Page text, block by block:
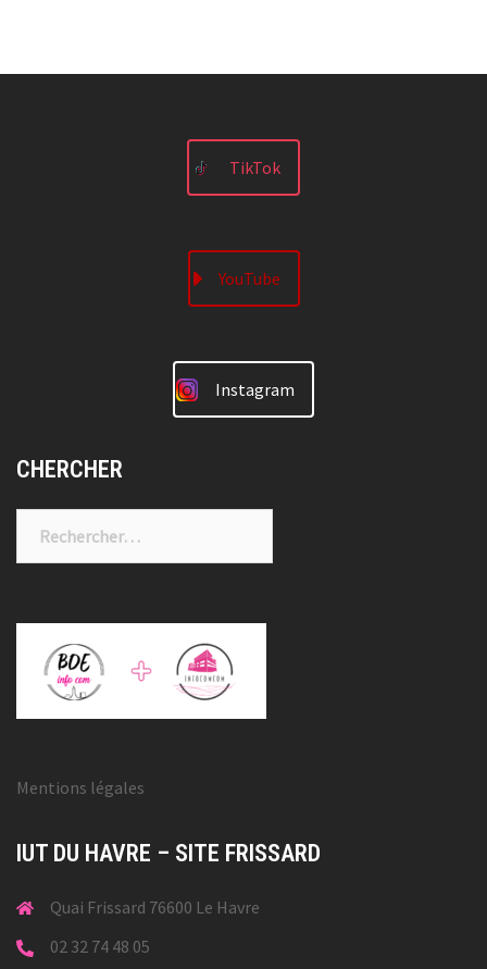
TikTok
YouTube
Instagram
CHERCHER
Mentions légales
IUT DU HAVRE – SITE FRISSARD
Quai Frissard 76600 Le Havre
02 32 74 48 05